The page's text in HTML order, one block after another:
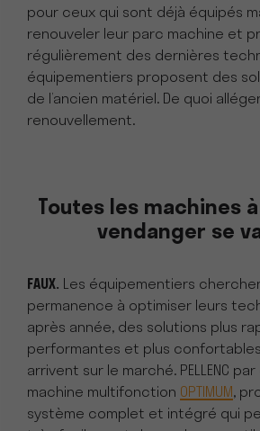
pour ceux qui sont déjà équipés
renouveler leur parc machine et
régulièrement des dernières
équipementiers proposent des
de l’ancien matériel. De quoi
renouvellement.
Toutes les machines
vendanger se
FAUX. Les équipementiers
permanence à optimiser leurs
après année, des solutions plus
performantes et plus
arrivent sur le marché. PELLENC
machine multifonction OPTIMUM,
système complet et intégré qui